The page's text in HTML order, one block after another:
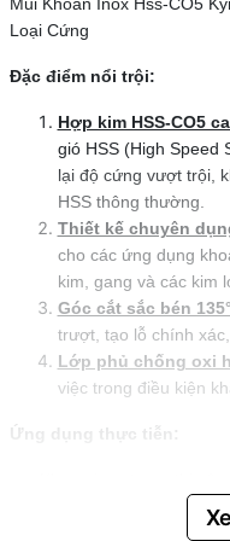
Loại Cứng
Đặc điểm nổi trội:
Hợp kim HSS-CO5
gió HSS (High Speed
lại độ cứng vượt trội,
HSS thông thường.
Thiết kế chuyên
cho các ứng dụng
kim, gang và các kim
Góc cắt sắc bén 135°
trượt, tạo lỗ chính
Lớp phủ chống oxi
việc trong điều kiện
Ứng dụng thực tiễn:
Gia công thép hợp kim,